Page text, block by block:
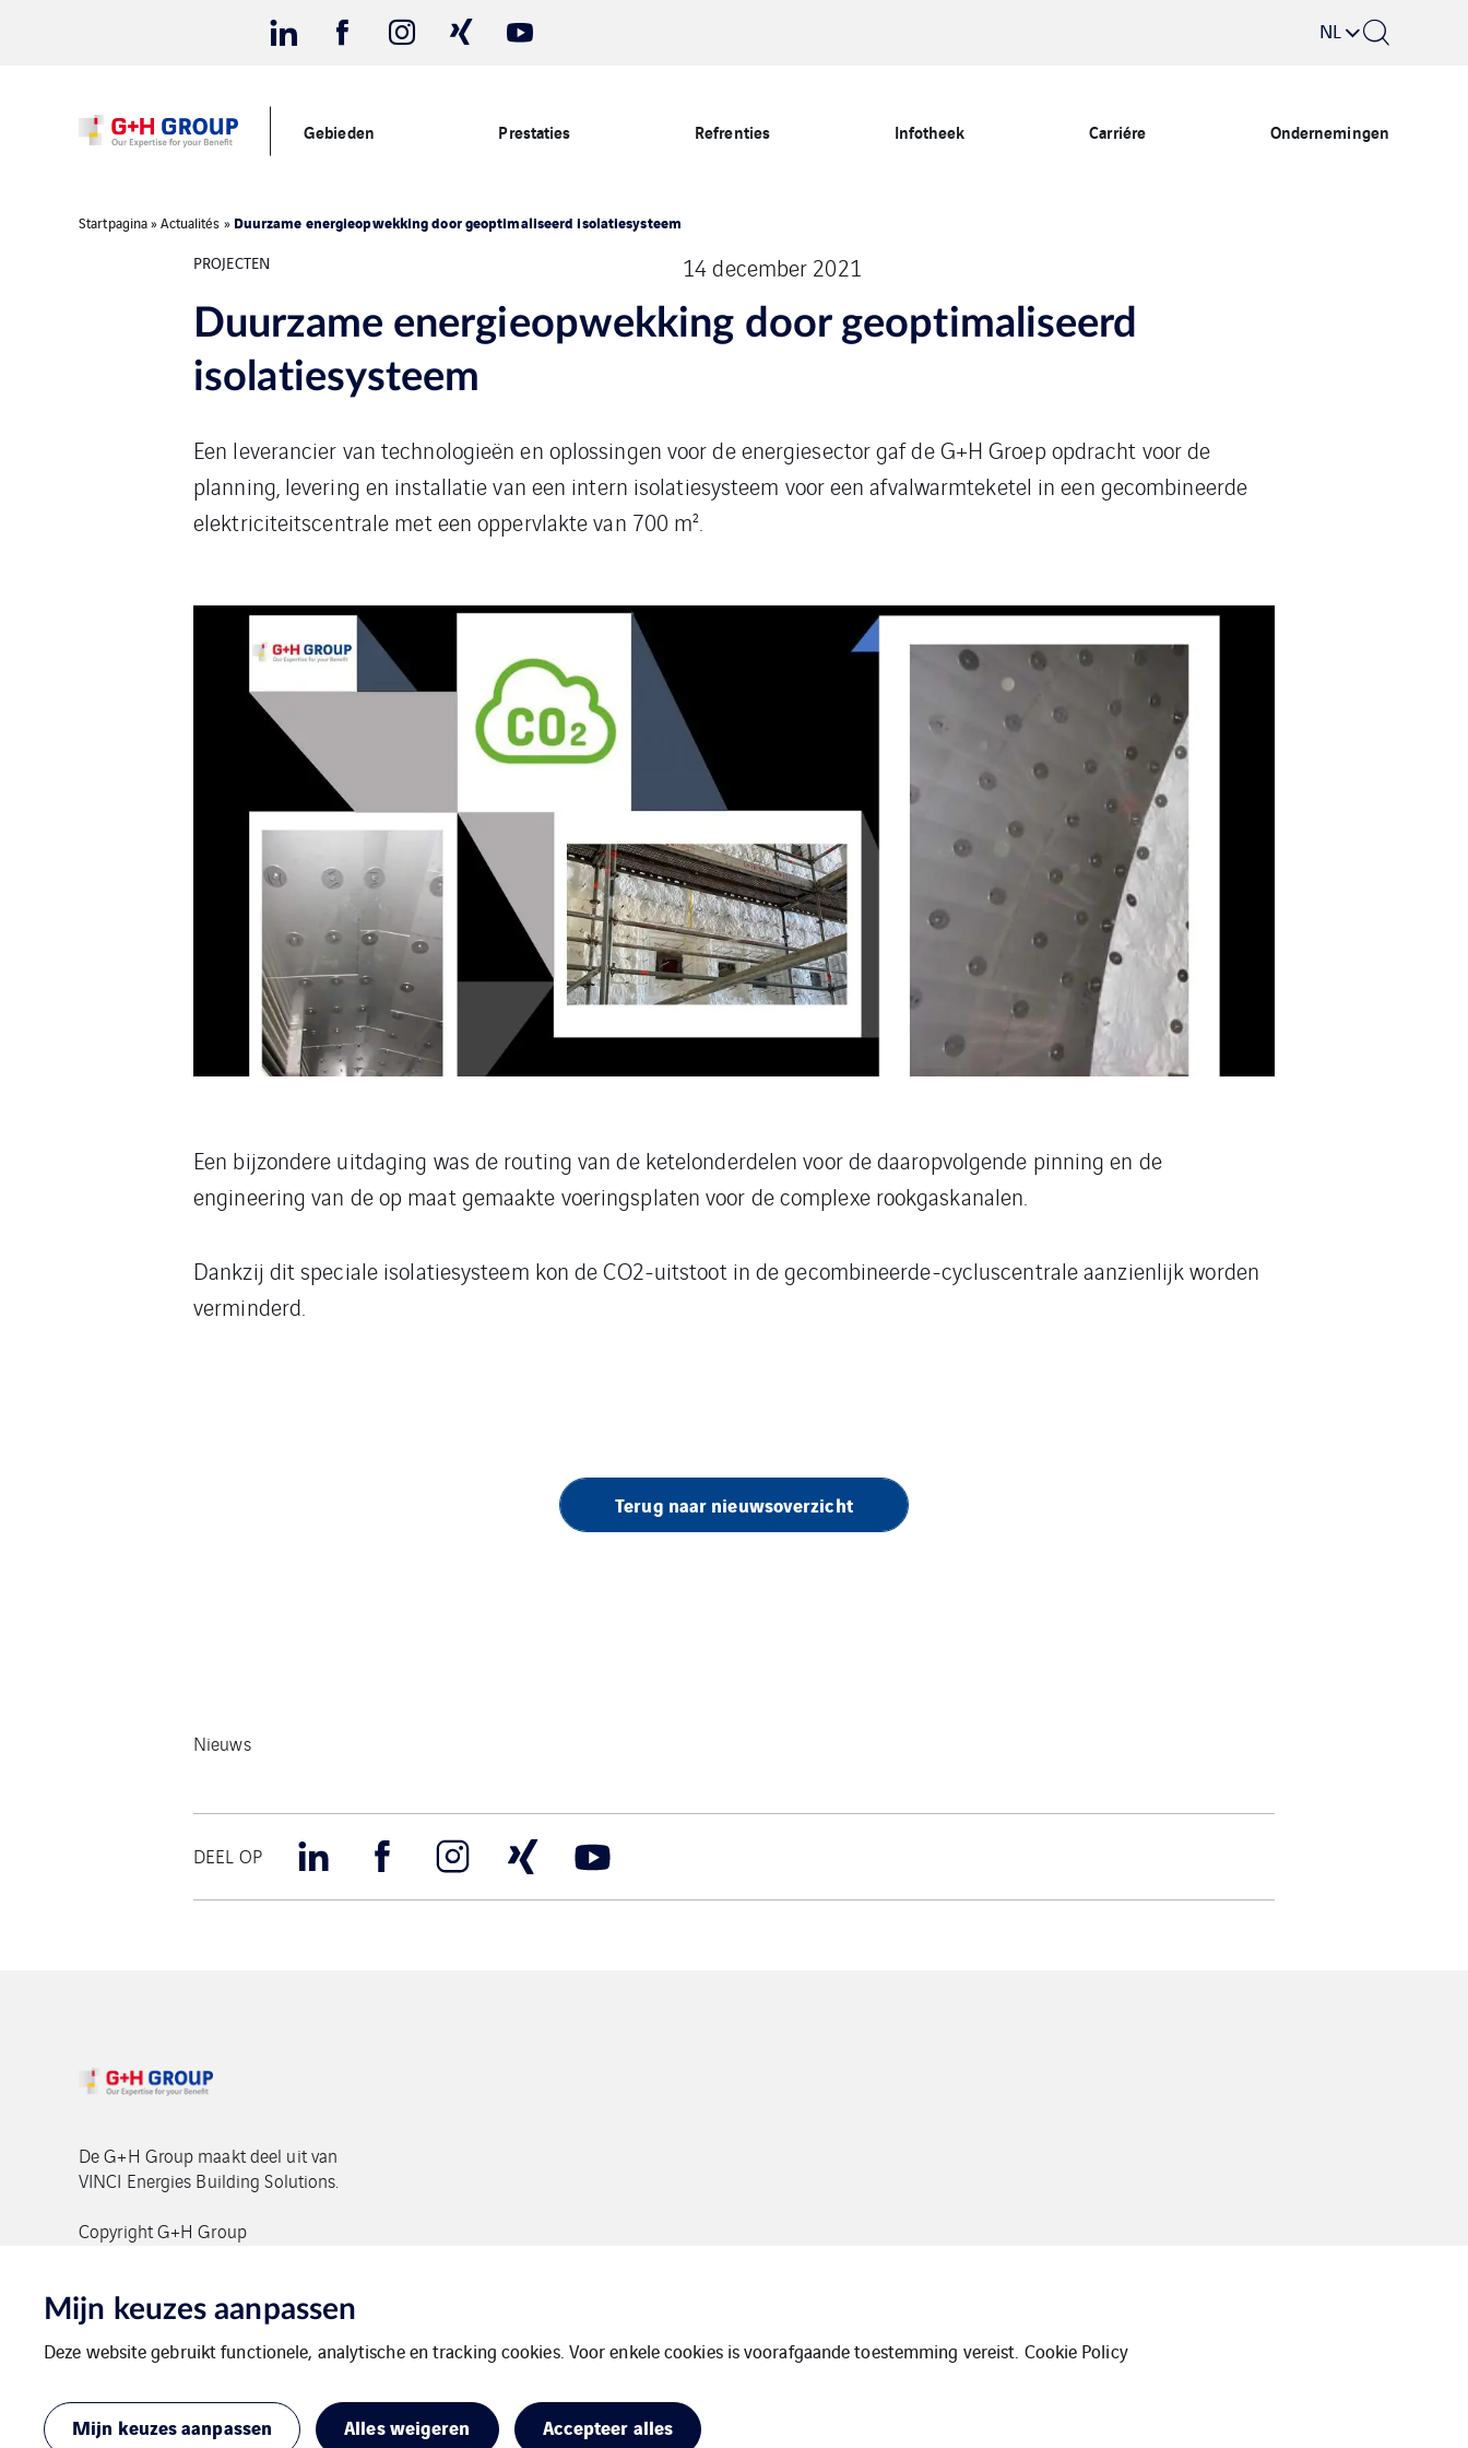
NL
Gebieden Prestaties Refrenties Infotheek Carriére Ondernemingen
Startpagina»Actualités » Duurzame energieopwekking door geoptimaliseerd isolatiesysteem
PROJECTEN
14 december 2021
Duurzame energieopwekking door geoptimaliseerd
isolatiesysteem
Een leverancier van technologieën en oplossingen voor de energiesector gaf de G+H Groep opdracht voor de
planning, levering en installatie van een intern isolatiesysteem voor een afvalwarmteketel in een gecombineerde
elektriciteitscentrale met een oppervlakte van 700 m².
Een bijzondere uitdaging was de routing van de ketelonderdelen voor de daaropvolgende pinning en de
engineering van de op maat gemaakte voeringsplaten voor de complexe rookgaskanalen.
Dankzij dit speciale isolatiesysteem kon de CO2-uitstoot in de gecombineerde-cycluscentrale aanzienlijk worden
verminderd.
Terug naar nieuwsoverzicht
Nieuws
DEEL OP
De G+H Group maakt deel uit van
VINCI Energies Building Solutions.
Copyright G+H Group
Contact Gegevensbeschermimg Impressum Cookies
Mijn keuzes aanpassen
Deze website gebruikt functionele, analytische en tracking cookies. Voor enkele cookies is voorafgaande toestemming vereist. Cookie Policy
Mijn keuzes aanpassen Alles weigeren Accepteer alles